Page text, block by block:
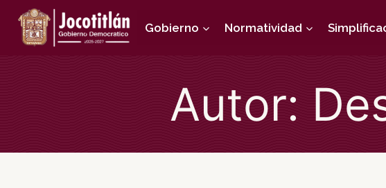
Saltar
Gobierno Normatividad
Autor: